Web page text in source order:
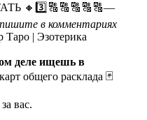
🔸3️⃣🔠🔠🔠🔠🔠—
в комментариях
| Эзотерика
деле ищешь в
общего расклада 🃏
вас.